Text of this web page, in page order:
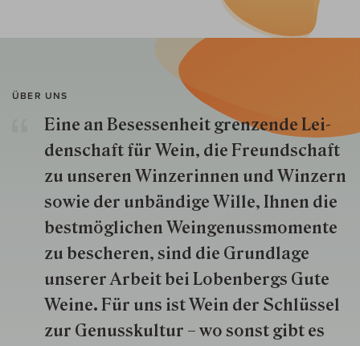
ÜBER UNS
Eine an Besessenheit gren­zende Lei­
den­schaft für Wein, die Freund­schaft
zu unseren Win­zer­innen und Win­zern
so­wie der un­bän­dige Wille, Ihnen die
best­mög­lich­en Wein­genuss­momente
zu besche­ren, sind die Grund­lage
unserer Arbeit bei Lobenbergs Gute
Weine. Für uns ist Wein der Schlüs­sel
zur Genuss­kultur – wo sonst gibt es